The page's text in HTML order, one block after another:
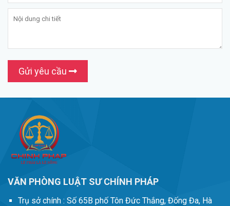
Gửi yêu cầu
VĂN PHÒNG LUẬT SƯ CHÍNH PHÁP
Trụ sở chính : Số 65B phố Tôn Đức Thắng, Đống Đa, Hà